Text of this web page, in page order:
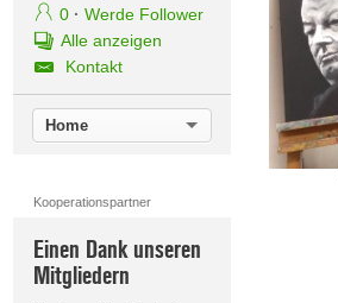
0 · Werde Follower
Alle anzeigen
Kontakt
Home
Kooperationspartner
Einen Dank unseren
Mitgliedern